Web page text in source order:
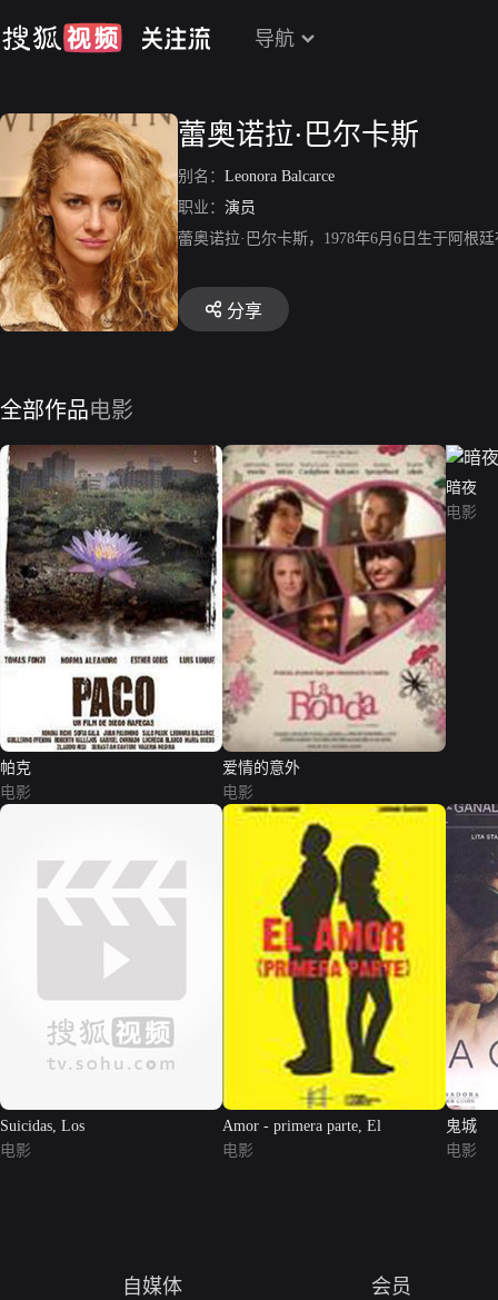
导航
蕾奥诺拉·巴尔卡斯
别名： Leonora Balcarce
职业： 演员
蕾奥诺拉·巴尔卡斯，1978年6月6日生于阿根
分享
全部作品电影
帕克
电影
爱情的意外
电影
暗夜
电影
Suicidas, Los
电影
Amor - primera parte, El
电影
鬼城
电影
自媒体 会员